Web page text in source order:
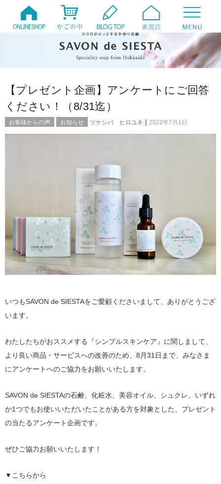
【プレゼント企画】アンケートにご回答
ください！（8/31迄）
お客様からの声 お知らせ ツケシバ ヒロユキ | 2022年7月1日
いつもSAVON de SIESTAをご愛顧くださいまして、ありがとうござ
います。
わたしたちがおススメする『シンプルスキンケア』に関しまして、
より良い商品・サービスへの改善のため、8月31日まで、みなさま
にアンケートへのご協力をお願いいたします。
SAVON de SIESTAの石鹸、化粧水、美容オイル、シュクレ、いずれ
か1つでもお使いいただいたことがある方を対象とした、プレゼント
の当たるアンケート企画です。
ぜひご協力お願いいたします！
▼こちらから